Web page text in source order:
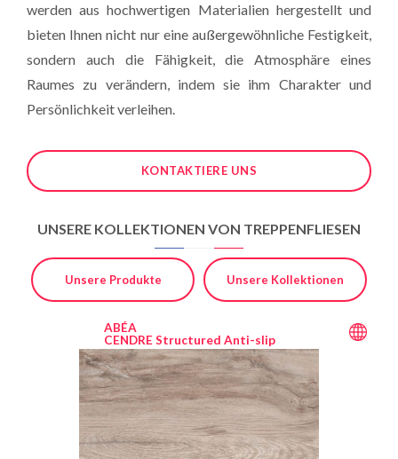
werden aus hochwertigen Materialien hergestellt und
bieten Ihnen nicht nur eine außergewöhnliche Festigkeit,
sondern auch die Fähigkeit, die Atmosphäre eines
Raumes zu verändern, indem sie ihm Charakter und
Persönlichkeit verleihen.
KONTAKTIERE UNS
UNSERE KOLLEKTIONEN VON TREPPENFLIESEN
Unsere Produkte Unsere Kollektionen
ABÉA
CENDRE Structured Anti-slip